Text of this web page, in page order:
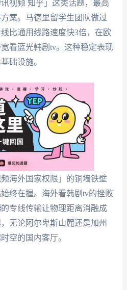
视频 知乎」这类话题，最高
案。马德里留学生团队做过
比通用线路速度快3倍，在欧
看蓝光韩剧tv。这种稳定表现
础设施。
海外国家权限」的铜墙铁壁
终在握。海外看韩剧tv的挫败
的专线传输让物理距离消融成
无论阿尔卑斯山麓还是加州
空的国内客厅。